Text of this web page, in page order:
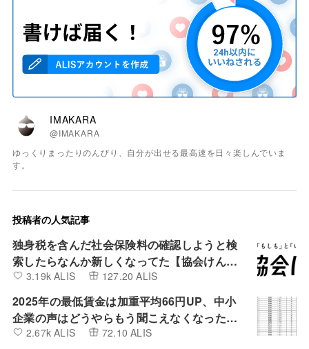
IMAKARA
@IMAKARA
ゆっくりまったりのんびり、自分が出せる最高速を日々楽しんでいま
す。
投稿者の人気記事
独身税を含んだ社会保険料の確認しようと検
索したらなんか新しくなってた【協会けん
ぽ】3.19k ALIS 127.20 ALIS
2025年の最低賃金は加重平均66円UP、中小
企業の声はどうやらもう聞こえなくなったよ
うです。
2.67k ALIS 72.10 ALIS